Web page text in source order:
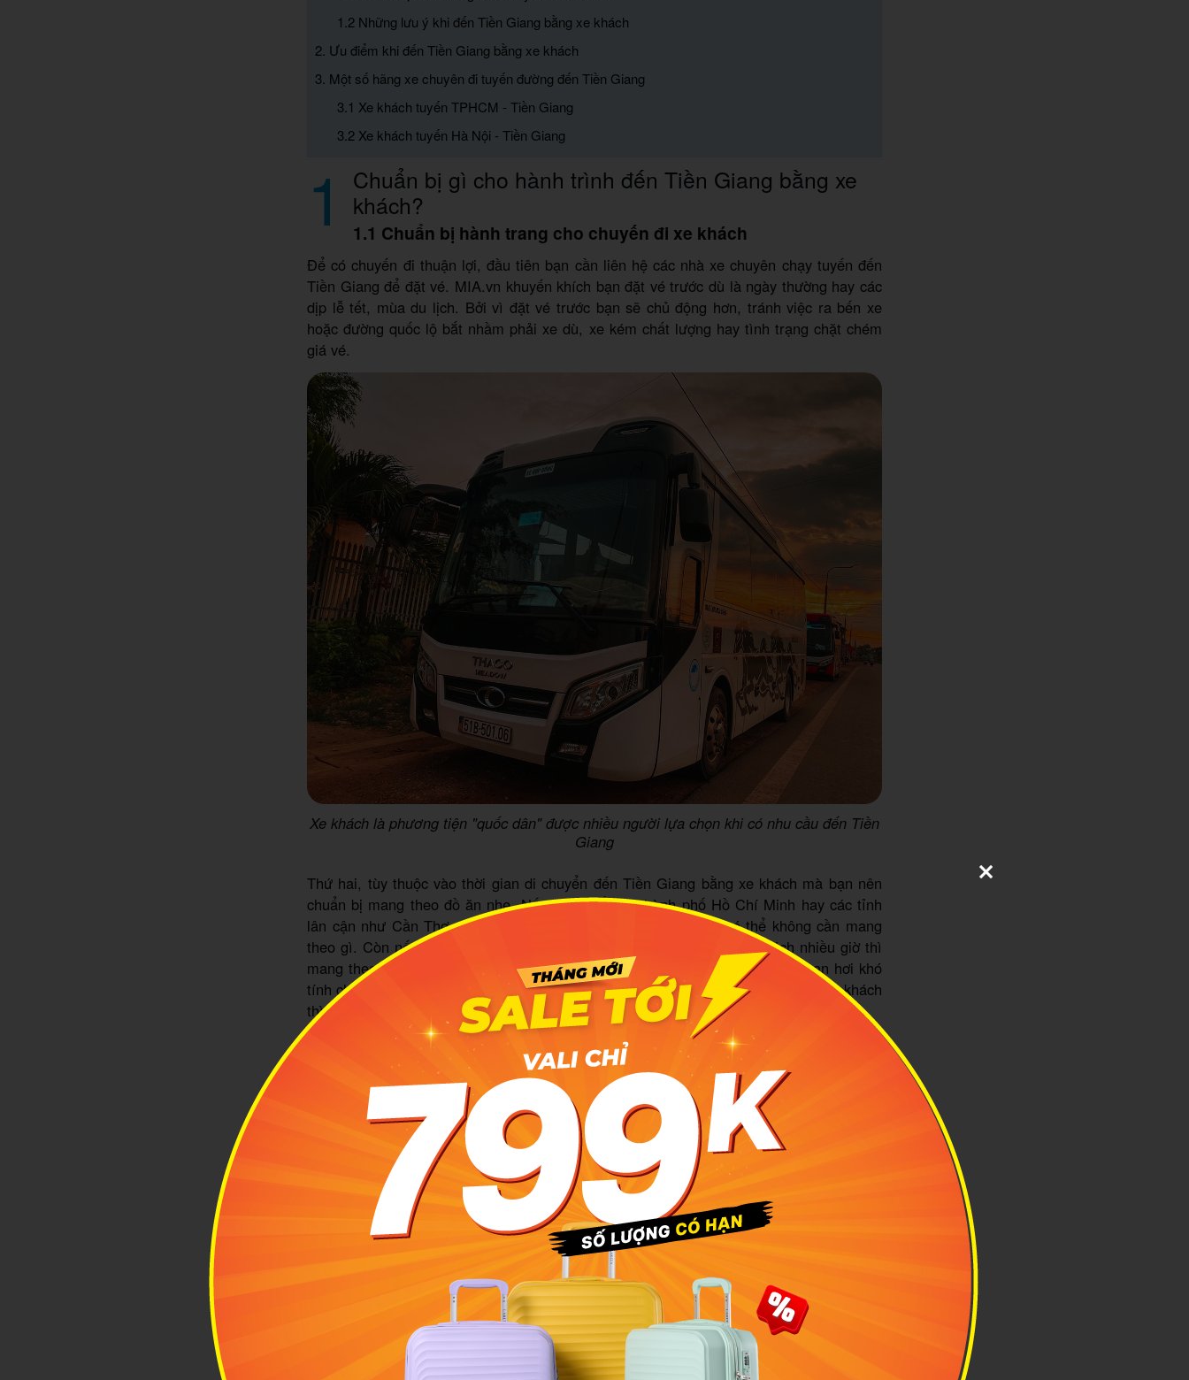
1.2 Những lưu ý khi đến Tiền Giang bằng xe khách
2. Ưu điểm khi đến Tiền Giang bằng xe khách
3. Một số hãng xe chuyên đi tuyến đường đến Tiền Giang
3.1 Xe khách tuyến TPHCM - Tiền Giang
3.2 Xe khách tuyến Hà Nội - Tiền Giang
1
Chuẩn bị gì cho hành trình đến Tiền Giang bằng xe
khách?
1.1 Chuẩn bị hành trang cho chuyến đi xe khách
Để có chuyến đi thuận lợi, đầu tiên bạn cần liên hệ các nhà xe chuyên chạy tuyến đến
Tiền Giang để đặt vé. MIA.vn khuyến khích bạn đặt vé trước dù là ngày thường hay các
dịp lễ tết, mùa du lịch. Bởi vì đặt vé trước bạn sẽ chủ động hơn, tránh việc ra bến xe
hoặc đường quốc lộ bắt nhầm phải xe dù, xe kém chất lượng hay tình trạng chặt chém
giá vé.
Xe khách là phương tiện "quốc dân" được nhiều người lựa chọn khi có nhu cầu đến Tiền
Giang
Thứ hai, tùy thuộc vào thời gian di chuyển đến Tiền Giang bằng xe khách mà bạn nên
chuẩn bị mang theo đồ ăn nhẹ. Nếu di chuyển từ thành phố Hồ Chí Minh hay các tỉnh
lân cận như Cần Thơ, Bến Tre thì thời gian chỉ vài tiếng, bạn có thể không cần mang
theo gì. Còn nếu đi từ các tỉnh miền Trung, miền Bắc, phải ngồi xe khách nhiều giờ thì
mang theo trái cây, bánh kẹo, xúc xích là rất cần thiết. Đặc biệt với những bạn hơi khó
tính chuyện ăn uống hoặc e ngại vệ sinh an toàn thực phẩm tại các trạm dừng xe khách
thì càng phải chuẩn bị đồ ăn chu đáo hơn.
Ngoài ra, với những bạn dễ say xe thì trước khi xuất phát hãy nhớ ăn no và uống thuốc.
Bạn cũng nên mang theo vỏ cam hoặc bánh mì, là cách chữa mẹo giúp bạn giảm cảm
giác buồn nôn.